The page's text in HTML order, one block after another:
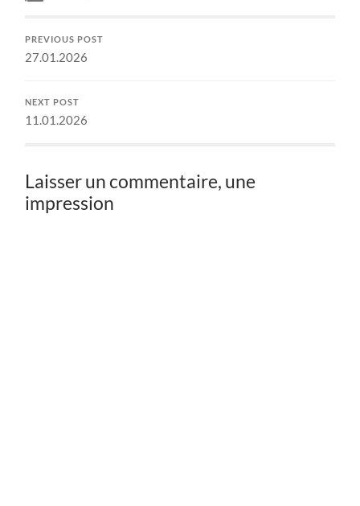
PREVIOUS POST
27.01.2026
NEXT POST
11.01.2026
Laisser un commentaire, une
impression